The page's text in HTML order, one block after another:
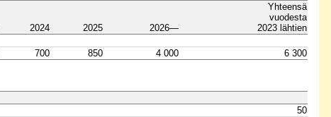
2024 2025 2026—
Yhteensä
vuodesta
2023 lähtien
700 850 4 000 6 300
50